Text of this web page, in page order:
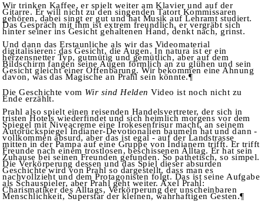
Wir trinken Kaffee, er spielt weiter am Klavier und auf der
Gitarre. Er will nicht zu den singenden Tatort Kommissaren
gehören, dabei singt er gut und hat Musik auf Lehramt studiert.
Das Gespräch mit ihm ist extrem freundlich, er vergräbt sich
hinter seiner ins Gesicht gehaltenen Hand, denkt nach, grinst.
Und dann das Erstaunliche als wir das Videomaterial
digitalisieren: das Gesicht, die Augen. In natura ist er ein
herzensnetter Typ, gutmütig und gemütlich, aber auf dem
Bildschirm fangen seine Augen förmlich an zu glühen und sein
Gesicht gleicht einer Offenbarung. Wir bekommen eine Ahnung
davon, was das Magische an Prahl sein könnte.¶
Die Geschichte vom Wir sind Helden Video ist noch nicht zu
Ende erzählt.
Prahl also spielt einen reisenden Handelsvertreter, der sich in
tristen Hotels wiederfindet und sich heimlich morgens vor dem
Spiegel mit Niveacreme eine Irokesenfrisur macht, an seinem
Autorückspiegel Indianer-Devotionalien baumeln hat und dann -
vollkommen absurd, aber das ist egal - auf der Landstrasse
mitten in der Pampa auf eine Gruppe von Indianern trifft. Er trifft
Freunde nach einem trostlosen, beschissenen Alltag. Er hat sein
Zuhause bei seinen Freunden gefunden. So pathetisch, so simpel.
Die Verkörperung dessen und das Spiel dieser absurden
Geschichte wird von Prahl so dargestellt, dass man es
nachvollzieht und dem Protagonisten folgt. Das ist seine Aufgabe
als Schauspieler, aber Prahl geht weiter. Axel Prahl:
Charismatiker des Alltags, Verkörperung der unscheinbaren
Menschlichkeit, Superstar der kleinen, wahrhaftigen Gesten.¶